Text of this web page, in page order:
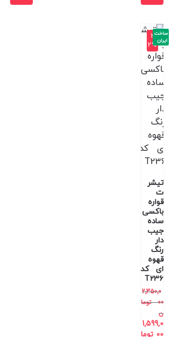
-3
2%
تیشر
ت
قواره
باکسی
ساده
جیب
دار
رنگ
قهوه
ای کد
T236
2,350,0
00
توما
ن
1,599,0
00 توما
ساخت
ایران